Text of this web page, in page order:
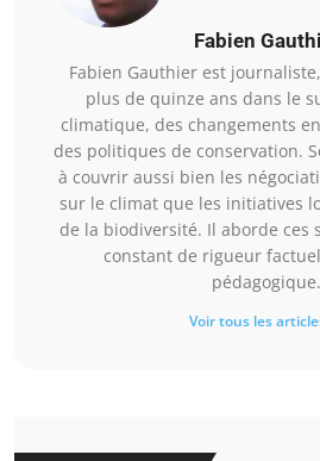
Fabien
Fabien Gauthier est
plus de quinze ans dans le
climatique, des changements
des politiques de conservation.
à couvrir aussi bien les
sur le climat que les initiatives
de la biodiversité. Il aborde ces
constant de rigueur
pédagogique.
Voir tous les